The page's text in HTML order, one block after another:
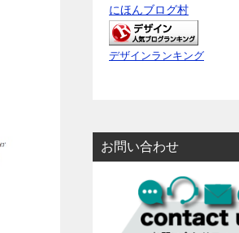
にほんブログ村
デザインランキング
お問い合わせ